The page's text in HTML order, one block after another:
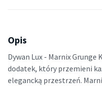
Opis
Dywan Lux - Marnix
dodatek, który przemieni
elegancką przestrzeń.